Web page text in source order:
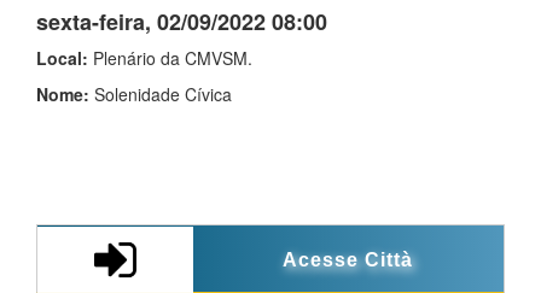
sexta-feira, 02/09/2022 08:00
Local: Plenário da CMVSM.
Nome: Solenidade Cívica
Acesse Città